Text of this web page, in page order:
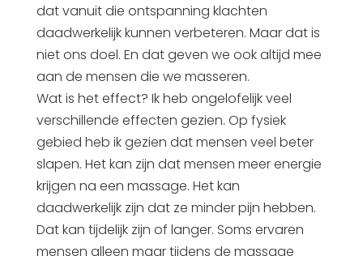
dat vanuit die ontspanning klachten
daadwerkelijk kunnen verbeteren. Maar dat is
niet ons doel. En dat geven we ook altijd mee
aan de mensen die we masseren.
Wat is het effect? Ik heb ongelofelijk veel
verschillende effecten gezien. Op fysiek
gebied heb ik gezien dat mensen veel beter
slapen. Het kan zijn dat mensen meer energie
krijgen na een massage. Het kan
daadwerkelijk zijn dat ze minder pijn hebben.
Dat kan tijdelijk zijn of langer. Soms ervaren
mensen alleen maar tijdens de massage